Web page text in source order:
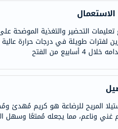
تعليمات التحضير والتغذية الموضحة
لفترات طويلة في درجات حرارة
أسابيع من الفتح
المريح للرضاعة هو كريم مُهدئ
مما يجعله مُمتعًا وسهل الاستخدام. مصنوع من مكونات نباتية